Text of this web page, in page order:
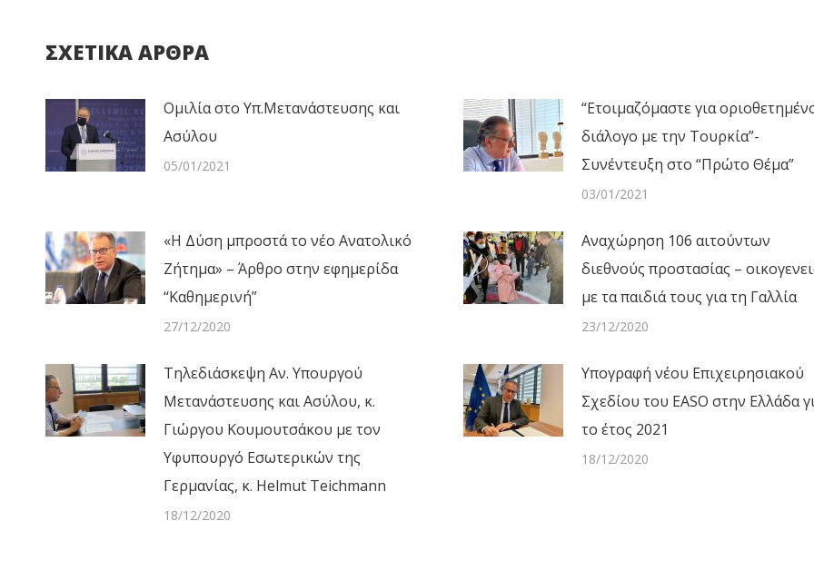
ΣΧΕΤΙΚΑ ΑΡΘΡΑ
Ομιλία στο Υπ.Μετανάστευσης και
Ασύλου
05/01/2021
“Ετοιμαζόμαστε για
διάλογο με την Τουρκία”-
Συνέντευξη στο “Πρώτο Θέμα”
03/01/2021
«Η Δύση μπροστά το νέο Ανατολικό
Ζήτημα» – Άρθρο στην εφημερίδα
“Καθημερινή”
27/12/2020
Aναχώρηση 106 αιτούντων
διεθνούς προστασίας –
με τα παιδιά τους για τη Γαλλία
23/12/2020
Τηλεδιάσκεψη Αν. Υπουργού
Μετανάστευσης και Ασύλου, κ.
Γιώργου Κουμουτσάκου με τον
Υφυπουργό Εσωτερικών της
Γερμανίας, κ. Helmut Teichmann
18/12/2020
Υπογραφή νέου Επιχειρησιακού
Σχεδίου του ΕΑSO στην Ελλάδα
το έτος 2021
18/12/2020